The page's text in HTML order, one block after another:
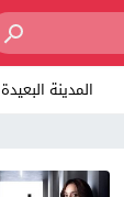
المدينة البعيدة